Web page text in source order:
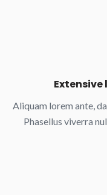
Aliquam lorem ante,
Phasellus viverra